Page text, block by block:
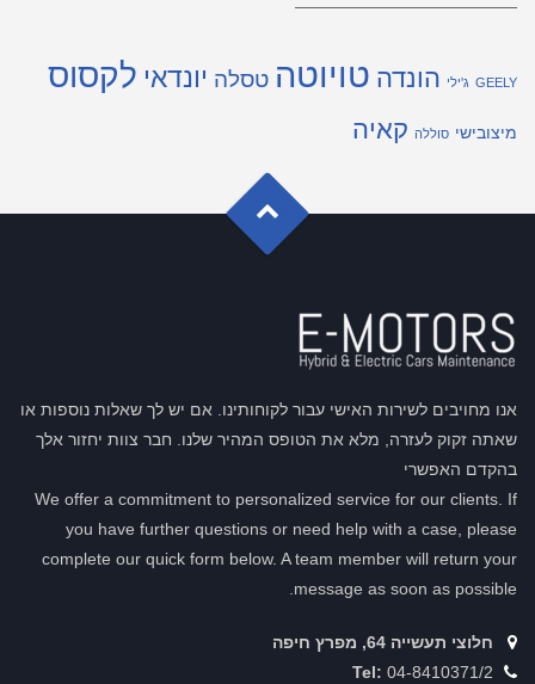
GEELY ג'ילי הונדה טויוטה טסלה יונדאי לקסוס
מיצובישי סוללה קאיה
אנו מחויבים לשירות האישי עבור לקוחותינו. אם יש לך שאלות נוספות או
שאתה זקוק לעזרה, מלא את הטופס המהיר שלנו. חבר צוות יחזור אלך
בהקדם האפשרי
We offer a commitment to personalized service for our clients. If
you have further questions or need help with a case, please
complete our quick form below. A team member will return your
message as soon as possible.
חלוצי תעשייה 64, מפרץ חיפה
Tel: 04-8410371/2
G
o
t
o
T
o
p